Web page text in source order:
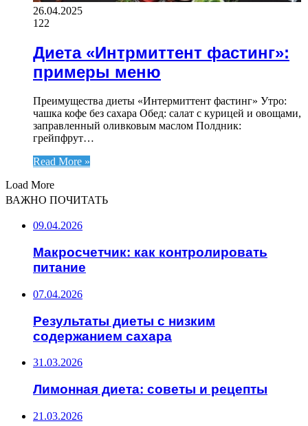
26.04.2025
122
Диета «Интрмиттент фастинг»:
примеры меню
Преимущества диеты «Интермиттент фастинг» Утро:
чашка кофе без сахара Обед: салат с курицей и овощами,
заправленный оливковым маслом Полдник:
грейпфрут…
Read More »
Load More
ВАЖНО ПОЧИТАТЬ
09.04.2026
Макросчетчик: как контролировать
питание
07.04.2026
Результаты диеты с низким
содержанием сахара
31.03.2026
Лимонная диета: советы и рецепты
21.03.2026